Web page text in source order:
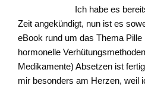
Ich habe es bereits
Zeit angekündigt, nun ist es
eBook rund um das Thema Pille
hormonelle
Medikamente) Absetzen ist fertig
mir besonders am Herzen, weil